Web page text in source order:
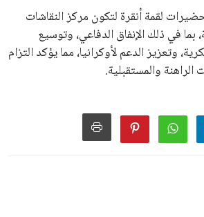
لقمة أنقرة لتكون مركز النقاشات
في ذلك الإنفاق الدفاعي، وتوسيع
وتعزيز الدعم لأوكرانيا، مما يؤكد التزام
الراهنة والمستقبلية.